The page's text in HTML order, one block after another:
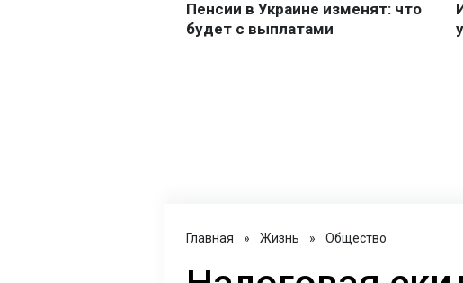
Главная » Жизнь » Общество